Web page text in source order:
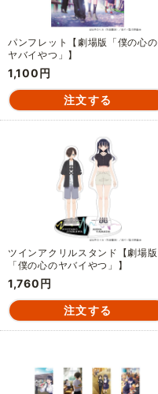
パンフレット【劇場版「僕の心の
ヤバイやつ」】
1,100円
ツインアクリルスタンド【劇場版
「僕の心のヤバイやつ」】
1,760円